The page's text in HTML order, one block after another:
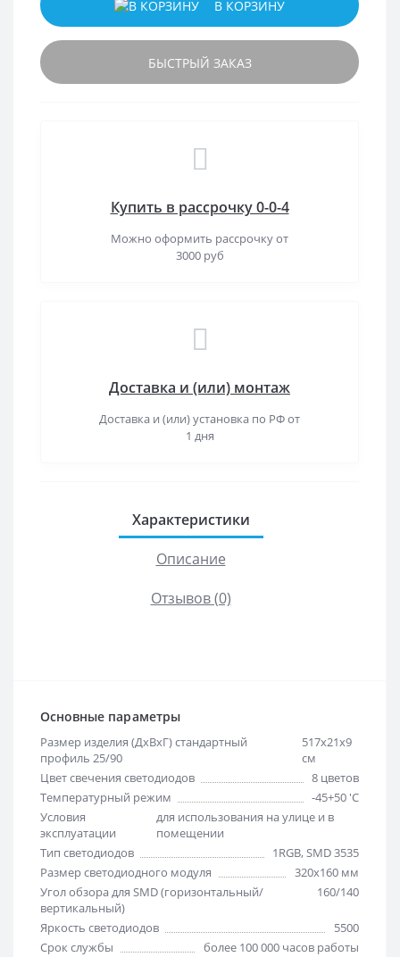
В КОРЗИНУ
БЫСТРЫЙ ЗАКАЗ
Купить в рассрочку 0-0-4
Можно оформить рассрочку от
3000 руб
Доставка и (или) монтаж
Доставка и (или) установка по РФ от
1 дня
Характеристики
Описание
Отзывов (0)
Основные параметры
Размер изделия (ДхВхГ) стандартный
профиль 25/90
517х21х9
см
Цвет свечения светодиодов
8 цветов
Температурный режим
-45+50 'C
Условия
эксплуатации
для использования на улице и в
помещении
Тип светодиодов
1RGB, SMD 3535
Размер светодиодного модуля
320х160 мм
Угол обзора для SMD (горизонтальный/
вертикальный)
160/140
Яркость светодиодов
5500
Срок службы
более 100 000 часов работы